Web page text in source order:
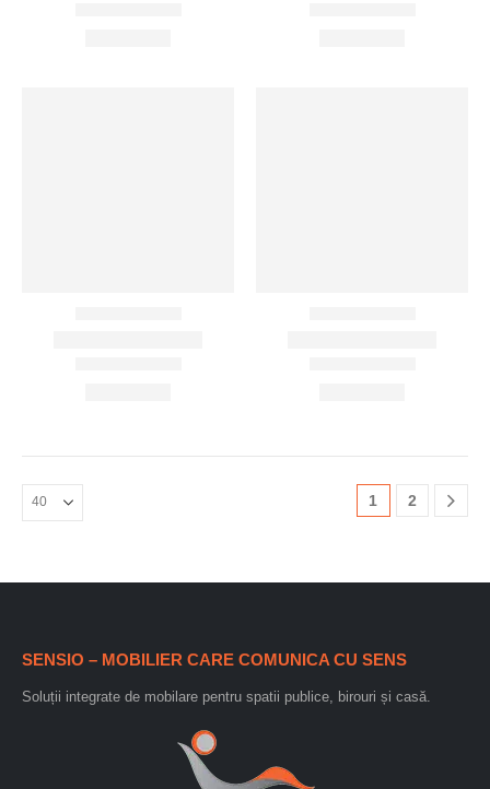
1 2
SENSIO – MOBILIER CARE COMUNICA CU SENS
Soluții integrate de mobilare pentru spatii publice, birouri și casă.